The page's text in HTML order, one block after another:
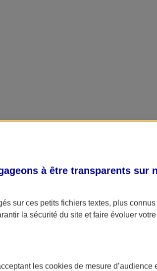
à être transparents sur
sur ces petits fichiers textes, plus
la sécurité du site et faire évoluer
les cookies de mesure d’audience